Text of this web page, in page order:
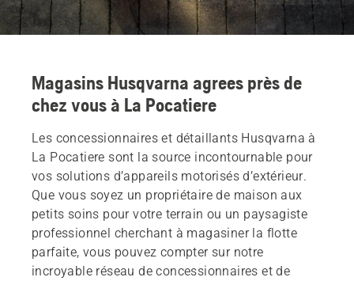
Magasins Husqvarna agrees près de
chez vous à La Pocatiere
Les concessionnaires et détaillants Husqvarna à
La Pocatiere sont la source incontournable pour
vos solutions d’appareils motorisés d’extérieur.
Que vous soyez un propriétaire de maison aux
petits soins pour votre terrain ou un paysagiste
professionnel cherchant à magasiner la flotte
parfaite, vous pouvez compter sur notre
incroyable réseau de concessionnaires et de